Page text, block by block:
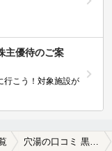
主優待のご案
行こう！対象施設が
穴湯の口コミ 黒川温泉の共同浴場